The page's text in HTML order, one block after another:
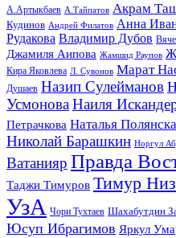
А.Артыкбаев А.Тайпатов Акрам
Кудинов Андрей Филатов Анна
Рудакова Владимир Дубов
Джамиля Аипова Жамшид Раупов
Кира Яковлева Л. Сувонов Марат
Душаев Назип Сулейманов
УсмоноваНаиля
Петрачкова Наталья
Николай Барашкин Норгул
Ватанияр Правда
Таджи Тимуров Тимур
УзА Чори Тухтаев Шахабутдин
Юсуп Ибрагимов Яркул